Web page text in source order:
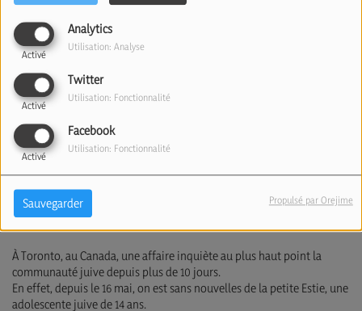
Analytics
Activé
Utilisation: Analyse
Twitter
Activé
Utilisation: Fonctionnalité
Facebook
Activé
Utilisation: Fonctionnalité
Sauvegarder Propulsé par Orejime
À Toronto, au Canada, une affaire inquiète au plus haut point la
communauté juive depuis plus de 10 jours.
En effet, depuis le 16 mai, on est sans nouvelles de la petite Estie, une
adolescente juive de 14 ans.